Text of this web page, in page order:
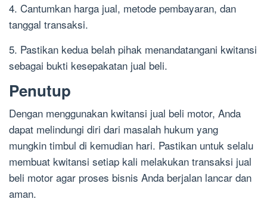
4. Cantumkan harga jual, metode pembayaran, dan
tanggal transaksi.
5. Pastikan kedua belah pihak menandatangani kwitansi
sebagai bukti kesepakatan jual beli.
Penutup
Dengan menggunakan kwitansi jual beli motor, Anda
dapat melindungi diri dari masalah hukum yang
mungkin timbul di kemudian hari. Pastikan untuk selalu
membuat kwitansi setiap kali melakukan transaksi jual
beli motor agar proses bisnis Anda berjalan lancar dan
aman.